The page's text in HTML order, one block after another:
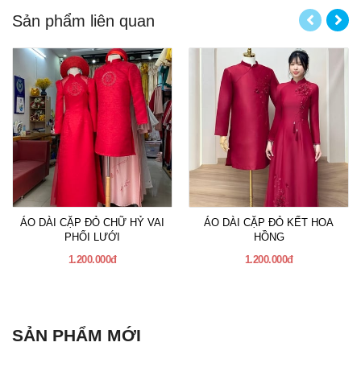
Sản phẩm liên quan
ÁO DÀI CẶP ĐỎ CHỮ HỶ VAI
PHỐI LƯỚI
1.200.000đ
ÁO DÀI CẶP ĐỎ KẾT HOA
HỒNG
1.200.000đ
SẢN PHẨM MỚI